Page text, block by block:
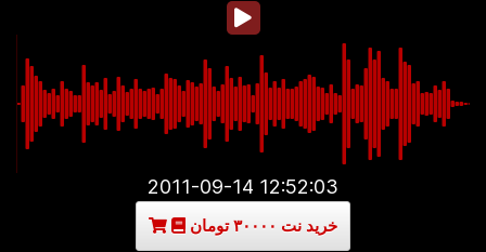
2011-09-14 12:52:03
خرید نت ۳۰۰۰۰ تومان